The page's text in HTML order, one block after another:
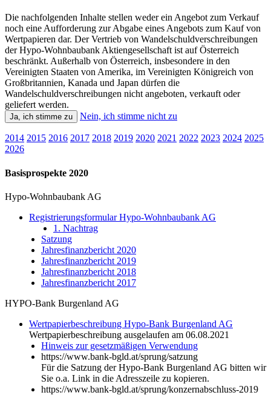
Die nachfolgenden Inhalte stellen weder ein Angebot zum Verkauf
noch eine Aufforderung zur Abgabe eines Angebots zum Kauf von
Wertpapieren dar. Der Vertrieb von Wandelschuldverschreibungen
der Hypo-Wohnbaubank Aktiengesellschaft ist auf Österreich
beschränkt. Außerhalb von Österreich, insbesondere in den
Vereinigten Staaten von Amerika, im Vereinigten Königreich von
Großbritannien, Kanada und Japan dürfen die
Wandelschuldverschreibungen nicht angeboten, verkauft oder
geliefert werden.
Ja, ich stimme zu Nein, ich stimme nicht zu
2014 2015 2016 2017 2018 2019 2020 2021 2022 2023 2024 2025
2026
Basisprospekte 2020
Hypo-Wohnbaubank AG
Registrierungsformular Hypo-Wohnbaubank AG
1. Nachtrag
Satzung
Jahresfinanzbericht 2020
Jahresfinanzbericht 2019
Jahresfinanzbericht 2018
Jahresfinanzbericht 2017
HYPO-Bank Burgenland AG
Wertpapierbeschreibung Hypo-Bank Burgenland AG
Wertpapierbeschreibung ausgelaufen am 06.08.2021
Hinweis zur gesetzmäßigen Verwendung
https://www.bank-bgld.at/sprung/satzung
Für die Satzung der Hypo-Bank Burgenland AG bitten wir
Sie o.a. Link in die Adresszeile zu kopieren.
https://www.bank-bgld.at/sprung/konzernabschluss-2019